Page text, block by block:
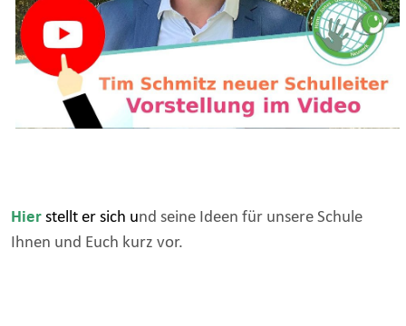
Hier stellt er sich und seine Ideen für unsere Schule
Ihnen und Euch kurz vor.